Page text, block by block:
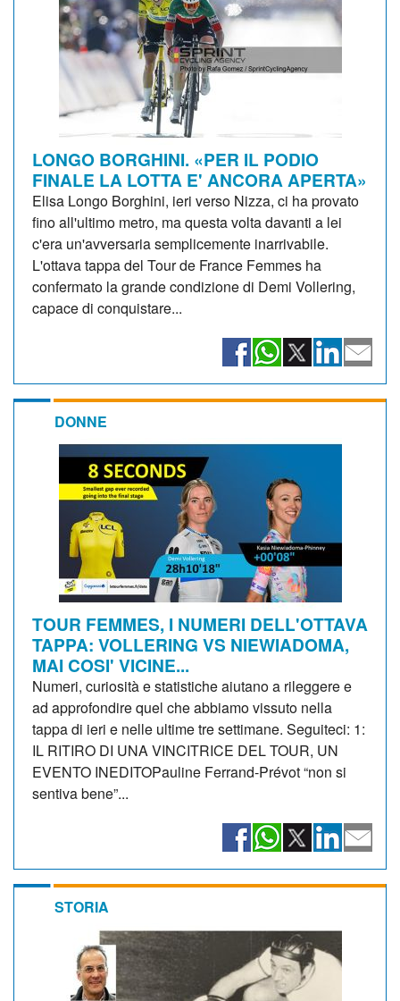
LONGO BORGHINI. «PER IL PODIO
FINALE LA LOTTA E' ANCORA APERTA»
Elisa Longo Borghini, ieri verso Nizza, ci ha provato
fino all'ultimo metro, ma questa volta davanti a lei
c'era un'avversaria semplicemente inarrivabile.
L'ottava tappa del Tour de France Femmes ha
confermato la grande condizione di Demi Vollering,
capace di conquistare...
DONNE
TOUR FEMMES, I NUMERI DELL'OTTAVA
TAPPA: VOLLERING VS NIEWIADOMA,
MAI COSI' VICINE...
Numeri, curiosità e statistiche aiutano a rileggere e
ad approfondire quel che abbiamo vissuto nella
tappa di ieri e nelle ultime tre settimane. Seguiteci: 1:
IL RITIRO DI UNA VINCITRICE DEL TOUR, UN
EVENTO INEDITOPauline Ferrand-Prévot “non si
sentiva bene”...
STORIA